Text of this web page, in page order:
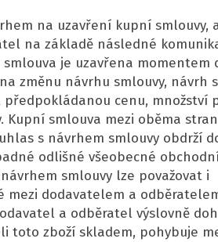
na uzavření kupní smlouvy,
na základě následné
je uzavřena momentem
změnu návrhu smlouvy, návrh
cenu, množství
smlouva mezi oběma
s návrhem smlouvy obdrží
odlišné všeobecné
smlouvy lze považovat i
dodavatelem a
a odběratel výslovně
toto zboží skladem, pohybuje